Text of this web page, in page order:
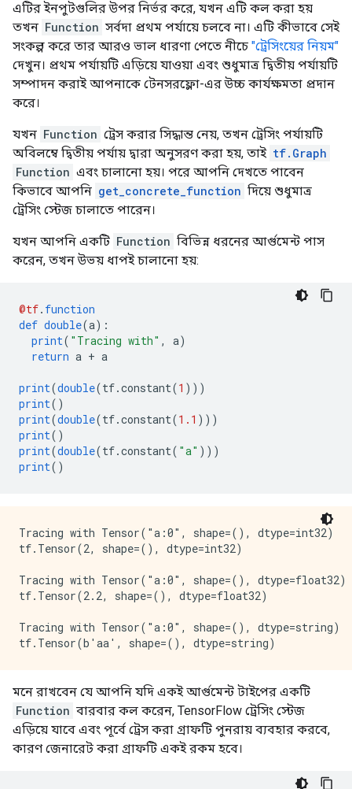
এটির ইনপুটগুলির উপর নির্ভর করে, যখন এটি কল করা হয়
তখন Function সর্বদা প্রথম পর্যায়ে চলবে না। এটি কীভাবে সেই
সংকল্প করে তার আরও ভাল ধারণা পেতে নীচে "ট্রেসিংয়ের নিয়ম"
দেখুন। প্রথম পর্যায়টি এড়িয়ে যাওয়া এবং শুধুমাত্র দ্বিতীয় পর্যায়টি
সম্পাদন করাই আপনাকে টেনসরফ্লো-এর উচ্চ কার্যক্ষমতা প্রদান
করে।
যখন Function ট্রেস করার সিদ্ধান্ত নেয়, তখন ট্রেসিং পর্যায়টি
অবিলম্বে দ্বিতীয় পর্যায় দ্বারা অনুসরণ করা হয়, তাই tf.Graph
Function এবং চালানো হয়। পরে আপনি দেখতে পাবেন
কিভাবে আপনি get_concrete_function দিয়ে শুধুমাত্র
ট্রেসিং স্টেজ চালাতে পারেন।
যখন আপনি একটি Function বিভিন্ন ধরনের আর্গুমেন্ট পাস
করেন, তখন উভয় ধাপই চালানো হয়:
@tf. function
def double(a):
print( "Tracing with" , a)
return a + a
print(double(tf.constant(1 )))
print()
print(double(tf.constant(1.1 )))
print()
print(double(tf.constant( "a" )))
print()
Tracing with Tensor("a:0", shape=(), dtype=int32)
tf.Tensor(2, shape=(), dtype=int32)
Tracing with Tensor("a:0", shape=(), dtype=float32)
tf.Tensor(2.2, shape=(), dtype=float32)
Tracing with Tensor("a:0", shape=(), dtype=string)
মনে রাখবেন যে আপনি যদি একই আর্গুমেন্ট টাইপের একটি
Function বারবার কল করেন, TensorFlow ট্রেসিং স্টেজ
এড়িয়ে যাবে এবং পূর্বে ট্রেস করা গ্রাফটি পুনরায় ব্যবহার করবে,
কারণ জেনারেট করা গ্রাফটি একই রকম হবে।